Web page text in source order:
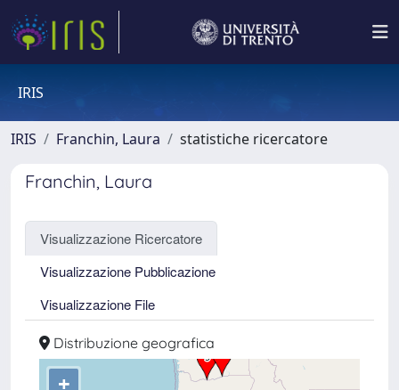
IRIS
IRIS Franchin, Laura statistiche ricercatore
Franchin, Laura
Visualizzazione Ricercatore
Visualizzazione Pubblicazione
Visualizzazione File
Distribuzione geografica
+